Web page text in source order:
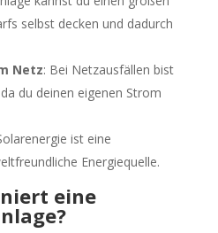
selbst decken und dadurch
Netz: Bei Netzausfällen bist
du deinen eigenen Strom
ist eine
Energiequelle.
eine